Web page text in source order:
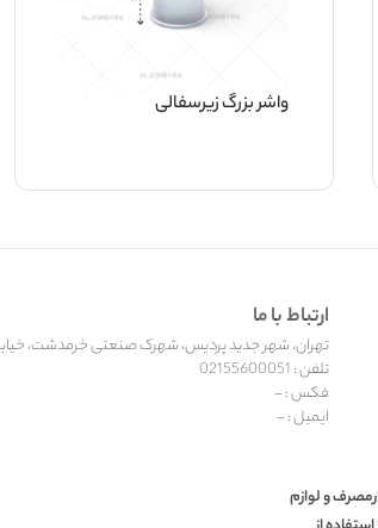
واشر بزرگ زیرسفالی
ارتباط با ما
تهران، شهر جدید پردیس، شهرک صنعتی خرمدشت، خیابان سیاه
تلفن : 02155600051
فکس : -
ایمیل : -
و لوازم